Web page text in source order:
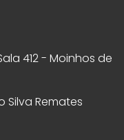
412 - Moinhos de
Silva Remates